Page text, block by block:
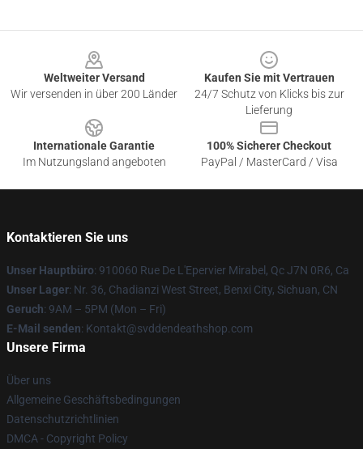
Weltweiter Versand
Wir versenden in über 200 Länder
Kaufen Sie mit Vertrauen
24/7 Schutz von Klicks bis zur
Lieferung
Internationale Garantie
Im Nutzungsland angeboten
100% Sicherer Checkout
PayPal / MasterCard / Visa
Kontaktieren Sie uns
Unser Hauptbüro: 910060 Rue De L'Epervier Mirabel, Qc J7N 0R6, Ca
Unser Lager: Nr. 36, Chadianzi West Street, Benxi City, Sichuan, CN
Geruch: 9AM – 5PM (Mon – Fri)
E-Mail senden: Kontakt@svddendeathshop.com
Unsere Firma
Über uns
Allgemeine Geschäftsbedingungen
Datenschutzrichtlinien
DMCA - Copyright Policy